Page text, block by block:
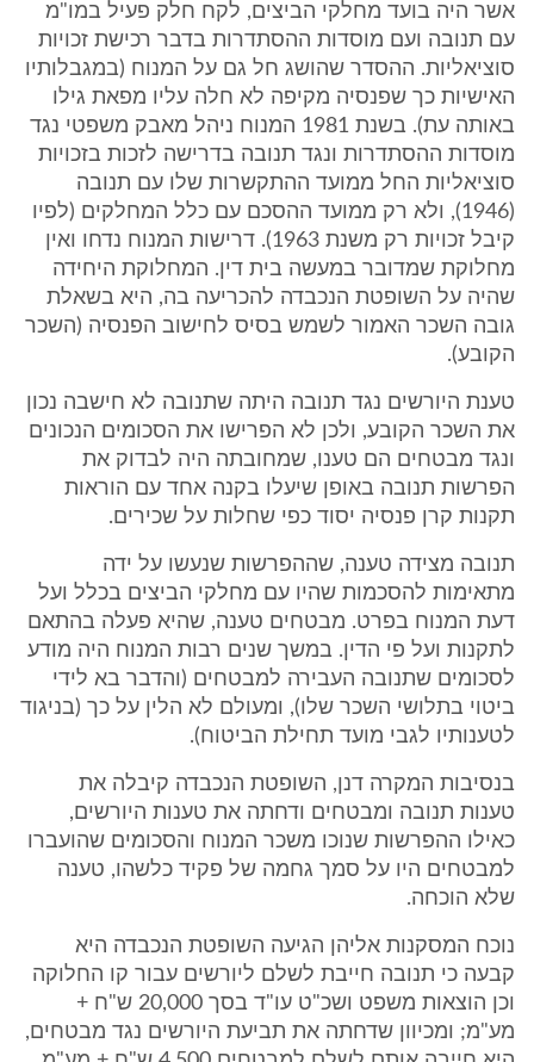
אשר היה בועד מחלקי הביצים, לקח חלק פעיל במו"מ
עם תנובה ועם מוסדות ההסתדרות בדבר רכישת זכויות
סוציאליות. ההסדר שהושג חל גם על המנוח (במגבלותיו
האישיות כך שפנסיה מקיפה לא חלה עליו מפאת גילו
באותה עת). בשנת 1981 המנוח ניהל מאבק משפטי נגד
מוסדות ההסתדרות ונגד תנובה בדרישה לזכות בזכויות
סוציאליות החל ממועד ההתקשרות שלו עם תנובה
(1946), ולא רק ממועד ההסכם עם כלל המחלקים (לפיו
קיבל זכויות רק משנת 1963). דרישות המנוח נדחו ואין
מחלוקת שמדובר במעשה בית דין. המחלוקת היחידה
שהיה על השופטת הנכבדה להכריעה בה, היא בשאלת
גובה השכר האמור לשמש בסיס לחישוב הפנסיה (השכר
הקובע).
טענת היורשים נגד תנובה היתה שתנובה לא חישבה נכון
את השכר הקובע, ולכן לא הפרישו את הסכומים הנכונים
ונגד מבטחים הם טענו, שמחובתה היה לבדוק את
הפרשות תנובה באופן שיעלו בקנה אחד עם הוראות
תקנות קרן פנסיה יסוד כפי שחלות על שכירים.
תנובה מצידה טענה, שההפרשות שנעשו על ידה
מתאימות להסכמות שהיו עם מחלקי הביצים בכלל ועל
דעת המנוח בפרט. מבטחים טענה, שהיא פעלה בהתאם
לתקנות ועל פי הדין. במשך שנים רבות המנוח היה מודע
לסכומים שתנובה העבירה למבטחים (והדבר בא לידי
ביטוי בתלושי השכר שלו), ומעולם לא הלין על כך (בניגוד
לטענותיו לגבי מועד תחילת הביטוח).
בנסיבות המקרה דנן, השופטת הנכבדה קיבלה את
טענות תנובה ומבטחים ודחתה את טענות היורשים,
כאילו ההפרשות שנוכו משכר המנוח והסכומים שהועברו
למבטחים היו על סמך גחמה של פקיד כלשהו, טענה
שלא הוכחה.
נוכח המסקנות אליהן הגיעה השופטת הנכבדה היא
קבעה כי תנובה חייבת לשלם ליורשים עבור קו החלוקה
וכן הוצאות משפט ושכ"ט עו"ד בסך 20,000 ש"ח +
מע"מ; ומכיוון שדחתה את תביעת היורשים נגד מבטחים,